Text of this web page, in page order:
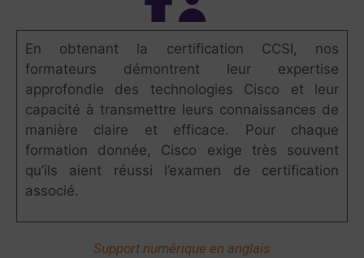
En obtenant la certification CCSI, nos
formateurs démontrent leur expertise
approfondie des technologies Cisco et leur
capacité à transmettre leurs connaissances de
manière claire et efficace. Pour chaque
formation donnée, Cisco exige très souvent
qu’ils aient réussi l’examen de certification
associé.
Support numérique en anglais